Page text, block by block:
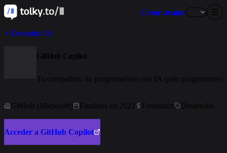
Crear avatar
Descubrir IA
GitHub Copilot
Tu compañero de programación con IA (pair programmer)
GitHub (Microsoft) Fundada en 2021 Freemium Desarrollo
Acceder a GitHub Copilot